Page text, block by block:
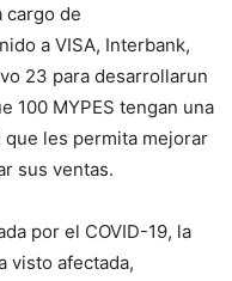
cargo de
a VISA, Interbank,
23 para desarrollarun
100 MYPES tengan una
les permita mejorar
sus ventas.
por el COVID-19, la
visto afectada,